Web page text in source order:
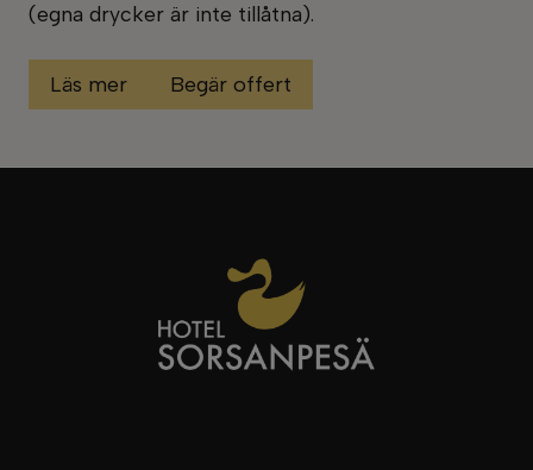
(egna drycker är inte tillåtna).
Läs mer Begär offert